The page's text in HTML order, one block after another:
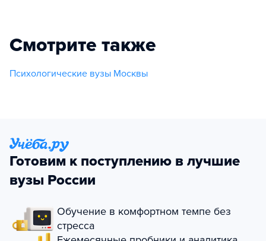
Смотрите также
Психологические вузы Москвы
Готовим к поступлению в лучшие
вузы России
Обучение в комфортном темпе без
стресса